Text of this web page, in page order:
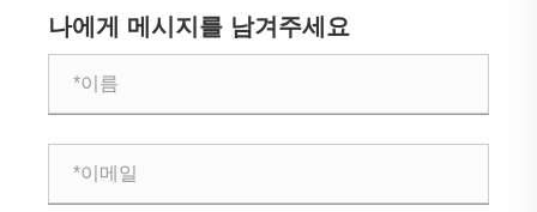
나에게 메시지를 남겨주세요